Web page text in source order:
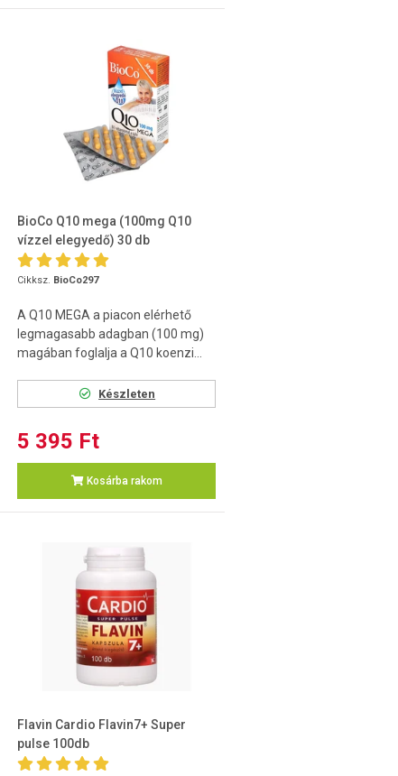
BioCo Q10 mega (100mg Q10
vízzel elegyedő) 30 db
Cikksz. BioCo297
A Q10 MEGA a piacon elérhető
legmagasabb adagban (100 mg)
magában foglalja a Q10 koenzi...
Készleten
5 395 Ft
Kosárba rakom
Flavin Cardio Flavin7+ Super
pulse 100db